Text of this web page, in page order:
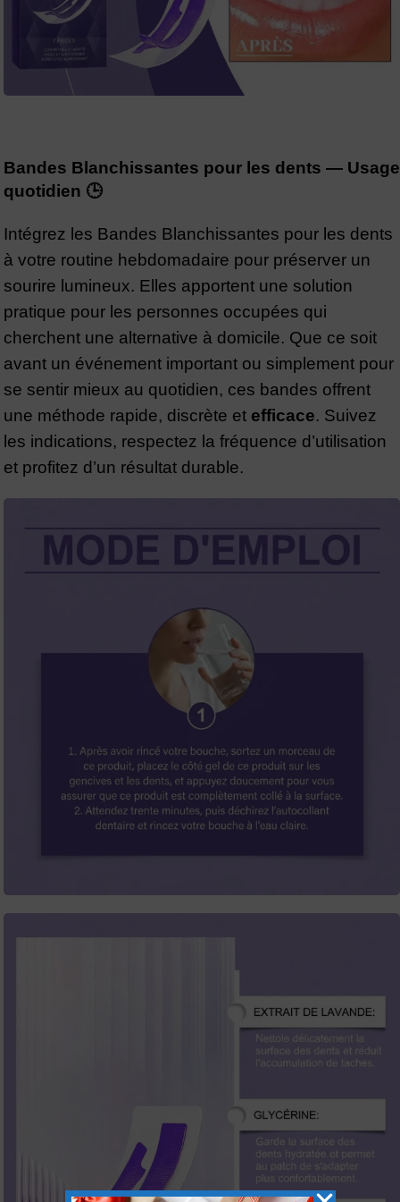
Bandes Blanchissantes pour les dents — Usage
quotidien 🕒
Intégrez les Bandes Blanchissantes pour les dents
à votre routine hebdomadaire pour préserver un
sourire lumineux. Elles apportent une solution
pratique pour les personnes occupées qui
cherchent une alternative à domicile. Que ce soit
avant un événement important ou simplement pour
se sentir mieux au quotidien, ces bandes offrent
une méthode rapide, discrète et efficace. Suivez
les indications, respectez la fréquence d’utilisation
et profitez d’un résultat durable.